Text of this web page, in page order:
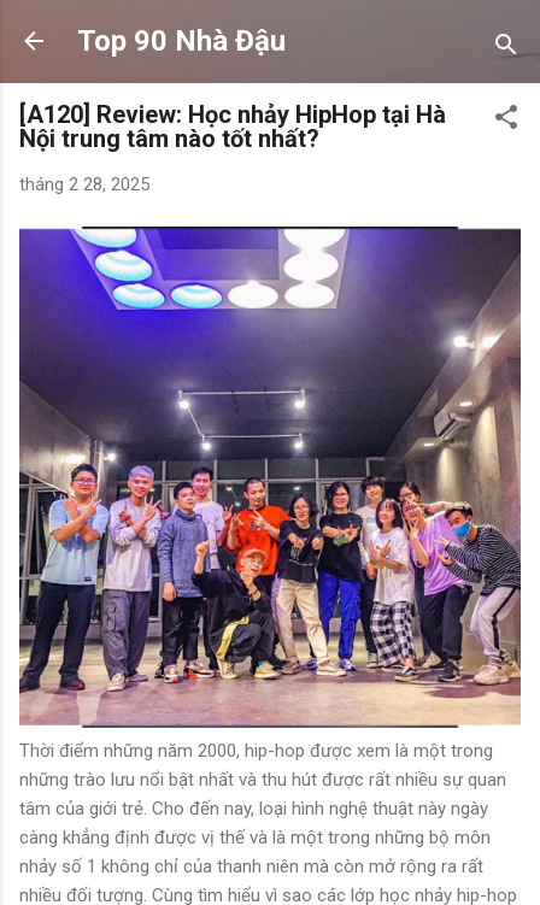
Chuyển đến nội dung chính
Top 90 Nhà Đậu
[A120] Review: Học nhảy HipHop tại Hà
Nội trung tâm nào tốt nhất?
tháng 2 28, 2025
Thời điểm những năm 2000, hip-hop được xem là một trong
những trào lưu nổi bật nhất và thu hút được rất nhiều sự quan
tâm của giới trẻ. Cho đến nay, loại hình nghệ thuật này ngày
càng khẳng định được vị thế và là một trong những bộ môn
nhảy số 1 không chỉ của thanh niên mà còn mở rộng ra rất
nhiều đối tượng. Cùng tìm hiểu vì sao các lớp học nhảy hip-hop